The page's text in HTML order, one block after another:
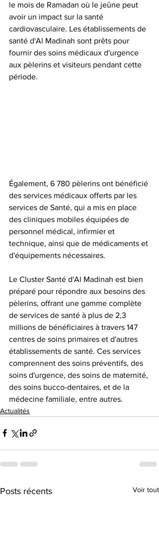
le mois de Ramadan où le jeûne peut
avoir un impact sur la santé
cardiovasculaire. Les établissements de
santé d'Al Madinah sont prêts pour
fournir des soins médicaux d'urgence
aux pèlerins et visiteurs pendant cette
période.
Également, 6 780 pèlerins ont bénéficié
des services médicaux offerts par les
services de Santé, qui a mis en place
des cliniques mobiles équipées de
personnel médical, infirmier et
technique, ainsi que de médicaments et
d'équipements nécessaires.
Le Cluster Santé d'Al Madinah est bien
préparé pour répondre aux besoins des
pèlerins, offrant une gamme complète
de services de santé à plus de 2,3
millions de bénéficiaires à travers 147
centres de soins primaires et d'autres
établissements de santé. Ces services
comprennent des soins préventifs, des
soins d'urgence, des soins de maternité,
des soins bucco-dentaires, et de la
médecine familiale, entre autres.
Actualités
Posts récents Voir tout